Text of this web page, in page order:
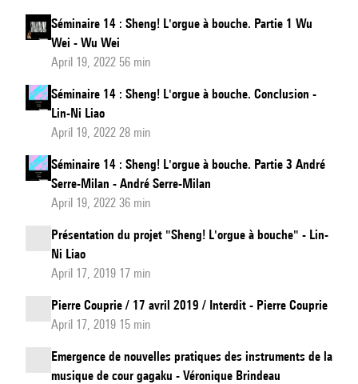
à
bouche.
Introduction
Séminaire 14 : Sheng! L'orgue à bouche. Partie 1 Wu
Wei - Wu Wei
April 19, 2022 56 min
Séminaire 14 : Sheng! L'orgue à bouche. Conclusion -
Lin-Ni Liao
April 19, 2022 28 min
Séminaire 14 : Sheng! L'orgue à bouche. Partie 3 André
Serre-Milan - André Serre-Milan
April 19, 2022 36 min
Présentation du projet "Sheng! L'orgue à bouche" - Lin-
Ni Liao
April 17, 2019 17 min
Pierre Couprie / 17 avril 2019 / Interdit - Pierre Couprie
April 17, 2019 15 min
Emergence de nouvelles pratiques des instruments de la
musique de cour gagaku - Véronique Brindeau